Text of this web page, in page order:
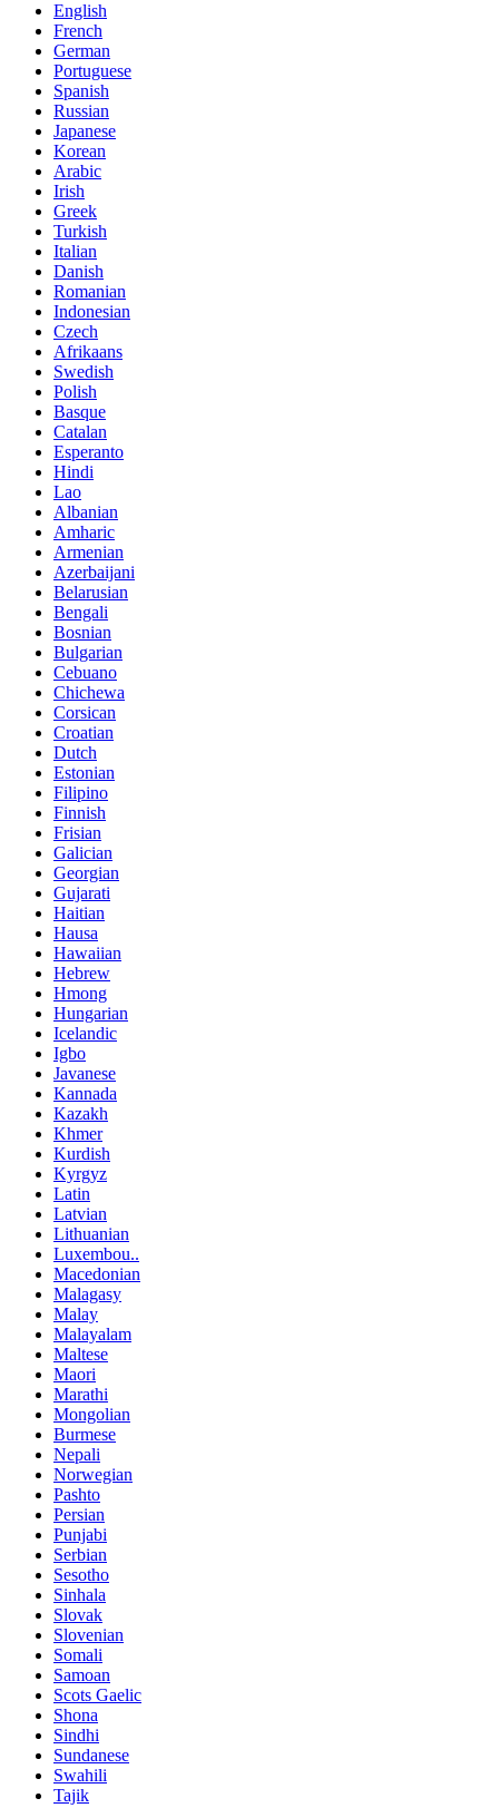
English
French
German
Portuguese
Spanish
Russian
Japanese
Korean
Arabic
Irish
Greek
Turkish
Italian
Danish
Romanian
Indonesian
Czech
Afrikaans
Swedish
Polish
Basque
Catalan
Esperanto
Hindi
Lao
Albanian
Amharic
Armenian
Azerbaijani
Belarusian
Bengali
Bosnian
Bulgarian
Cebuano
Chichewa
Corsican
Croatian
Dutch
Estonian
Filipino
Finnish
Frisian
Galician
Georgian
Gujarati
Haitian
Hausa
Hawaiian
Hebrew
Hmong
Hungarian
Icelandic
Igbo
Javanese
Kannada
Kazakh
Khmer
Kurdish
Kyrgyz
Latin
Latvian
Lithuanian
Luxembou..
Macedonian
Malagasy
Malay
Malayalam
Maltese
Maori
Marathi
Mongolian
Burmese
Nepali
Norwegian
Pashto
Persian
Punjabi
Serbian
Sesotho
Sinhala
Slovak
Slovenian
Somali
Samoan
Scots Gaelic
Shona
Sindhi
Sundanese
Swahili
Tajik